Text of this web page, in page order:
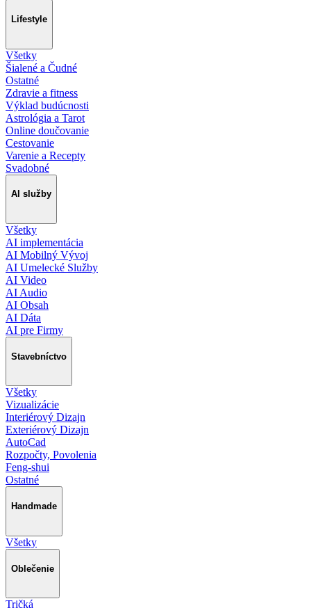
Lifestyle
Všetky
Šialené a Čudné
Ostatné
Zdravie a fitness
Výklad budúcnosti
Astrológia a Tarot
Online doučovanie
Cestovanie
Varenie a Recepty
Svadobné
AI služby
Všetky
AI implementácia
AI Mobilný Vývoj
AI Umelecké Služby
AI Video
AI Audio
AI Obsah
AI Dáta
AI pre Firmy
Stavebníctvo
Všetky
Vizualizácie
Interiérový Dizajn
Exteriérový Dizajn
AutoCad
Rozpočty, Povolenia
Feng-shui
Ostatné
Handmade
Všetky
Oblečenie
Tričká